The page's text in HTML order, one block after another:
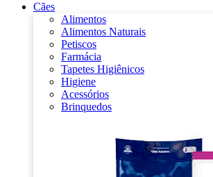
Cães
Alimentos
Alimentos Naturais
Petiscos
Farmácia
Tapetes Higiênicos
Higiene
Acessórios
Brinquedos